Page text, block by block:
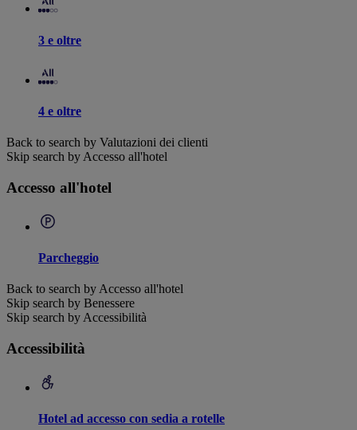
3 e oltre
4 e oltre
Back to search by Valutazioni dei clienti
Skip search by Accesso all'hotel
Accesso all'hotel
Parcheggio
Back to search by Accesso all'hotel
Skip search by Benessere
Skip search by Accessibilità
Accessibilità
Hotel ad accesso con sedia a rotelle